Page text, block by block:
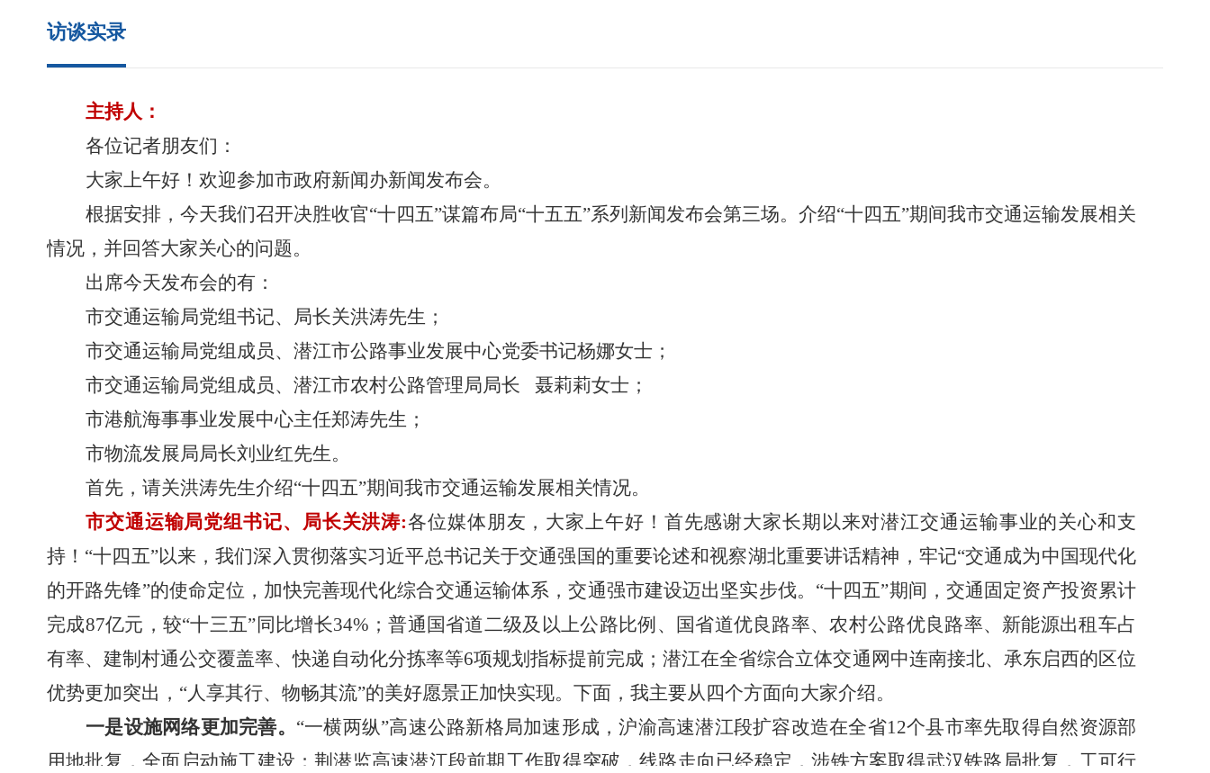
访谈实录
主持人：
各位记者朋友们：
大家上午好！欢迎参加市政府新闻办新闻发布会。
根据安排，今天我们召开决胜收官“十四五”谋篇布局“十五五”系列 新闻发布会第三场。 介绍“十四五”期间我市交通运输发展相关
情况， 并回答大家关心的问题。
出席今天发布会的有：
市交通运输局党组书记、局长关洪涛先生；
市交通运输局党组成员、潜江市公路事业发展中心党委书记杨娜女士；
市交通运输局党组成员、潜江市农村公路管理局局长
聂莉莉女士；
市港航海事事业发展中心主任郑涛先生；
市物流发展局局长刘业红先生。
首先，请关洪涛先生介绍“十四五”期间我市交通运输发展相关情况。
市交通运输局党组书记、局长关洪涛:各位媒体朋友，大家上午好！首先感谢大家长期以来对潜江交通运输事业的关心和支
持！ “十四五”以来，我们深入贯彻落实习近平总书记关于交通强国的重要论述和视察湖北重要讲话精神，牢记“交通成为中国现代化
的开路先锋”的使命定位，加快完善现代化综合交通运输体系，交通强市建设迈出坚实步伐。“十四五”期间，交通固定资产投资累计
完成87亿元，较“十三五”同比增长34%；普通国省道二级及以上公路比例、国省道优良路率、农村公路优良路率、新能源出租车占
有率、建制村通公交覆盖率、快递自动化分拣率等6项规划指标提前完成；潜江在全省综合立体交通网中连南接北、承东启西的区位
优势更加突出，“人享其行、物畅其流”的美好愿景正加快实现。下面，我主要从四个方面向大家介绍。
一是设施网络更加完善。 “一横两纵”高速公路新格局加速形成，沪渝高速潜江段扩容改造在全省12个县市率先取得自然资源部
用地批复，全面启动施工建设；荆潜监高速潜江段前期工作取得突破，线路走向已经稳定，涉铁方案取得武汉铁路局批复，工可行